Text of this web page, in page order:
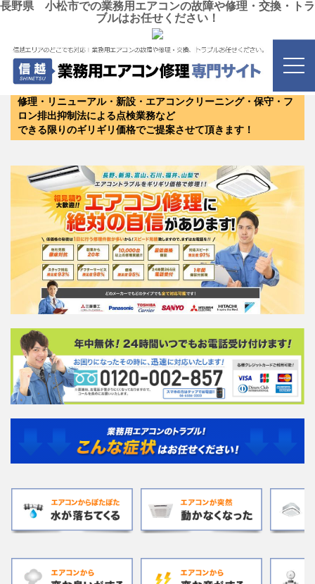
長野県 小松市での業務用エアコンの故障や修理・交換・トラ
ブルはお任せください！
長野県 小松市にお住まいのお客様は是非お問い合わせく
ださい！
修理・リニューアル・新設・エアコンクリーニング・保守・フ
ロン排出抑制法による点検業務など
できる限りのギリギリ価格でご提案させて頂きます！